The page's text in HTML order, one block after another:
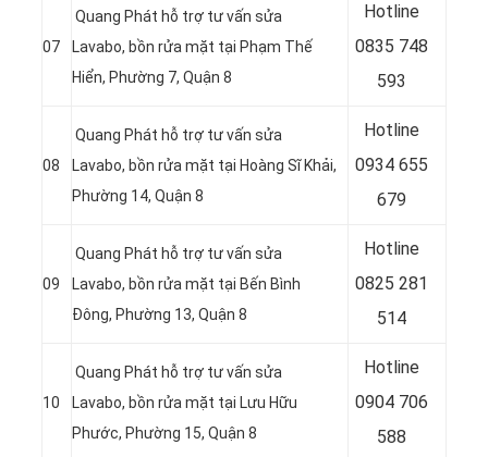
07
Quang Phát hỗ trợ tư vấn sửa
Lavabo, bồn rửa mặt tại Phạm Thế
Hiển, Phường 7, Quận 8
Hotline
0835 748
593
08
Quang Phát hỗ trợ tư vấn sửa
Lavabo, bồn rửa mặt tại Hoàng Sĩ Khải,
Phường 14, Quận 8
Hotline
0934 655
679
09
Quang Phát hỗ trợ tư vấn sửa
Lavabo, bồn rửa mặt tại Bến Bình
Đông, Phường 13, Quận 8
Hotline
0825 281
514
10
Quang Phát hỗ trợ tư vấn sửa
Lavabo, bồn rửa mặt tại Lưu Hữu
Phước, Phường 15, Quận 8
Hotline
0904 706
588